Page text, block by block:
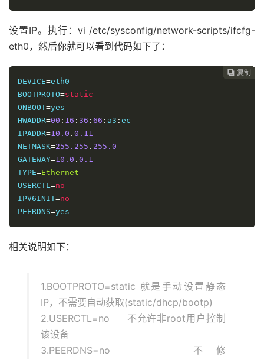
设置IP。执行：vi /etc/sysconfig/network-scripts/ifcfg-
eth0，然后你就可以看到代码如下了：
 复制
 复制
 复制
 复制
 复制
DEVICE=eth0
BOOTPROTO=static
ONBOOT=yes
HWADDR=00 : 16 : 36 : 66 : a3 : ec
IPADDR=10.0 . 0.11
NETMASK=255.255 . 255.0
GATEWAY=10.0 . 0.1
TYPE=Ethernet
USERCTL =no
IPV6INIT=no
PEERDNS=yes
相关说明如下：
1.BOOTPROTO=static 就是手动设置静态
IP，不需要自动获取(static/dhcp/bootp)
2.USERCTL=no 不允许非root用户控制
该设备
3.PEERDNS=no 不修